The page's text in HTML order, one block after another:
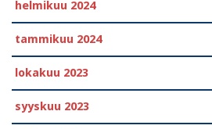
helmikuu 2024
tammikuu 2024
lokakuu 2023
syyskuu 2023